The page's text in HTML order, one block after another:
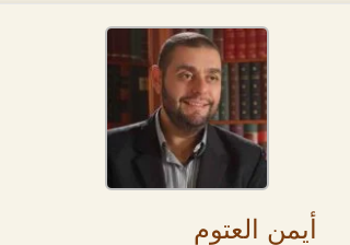
أيمن العتوم